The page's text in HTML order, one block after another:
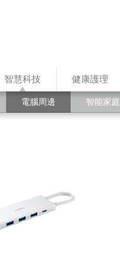
智慧科技 健康護理
電腦周邊 智能家庭